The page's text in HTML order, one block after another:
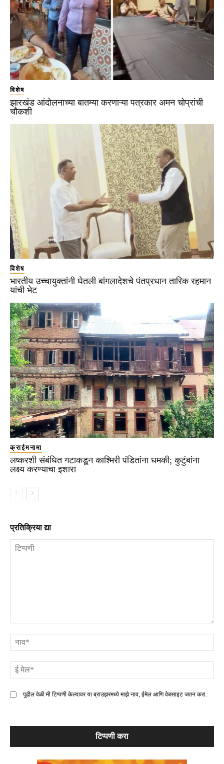
विशेष
झारखंड आंदोलनाच्या बातम्या करणाऱ्या पत्रकार अमन चोप्रांची
चौकशी
विशेष
भारतीय उच्चायुक्तांनी घेतली बांगलादेशचे पंतप्रधान तारिक रहमान
यांची भेट
क्राईमनामा
लष्करशी संबंधित गटाकडून काश्मिरी पंडितांना धमकी; कुटुंबांना
लक्ष्य करण्याचा इशारा
प्रतिक्रिया द्या
पुढील वेळी मी टिप्पणी केल्यावर या ब्राउझरमध्ये माझे नाव, ईमेल आणि वेबसाइट जतन करा.